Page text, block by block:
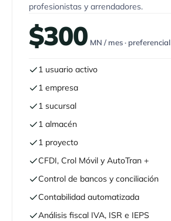
profesionistas y arrendadores.
$300 MN / mes · preferencial
1 usuario activo
1 empresa
1 sucursal
1 almacén
1 proyecto
CFDI, Crol Móvil y AutoTran +
Control de bancos y conciliación
Contabilidad automatizada
Análisis fiscal IVA, ISR e IEPS